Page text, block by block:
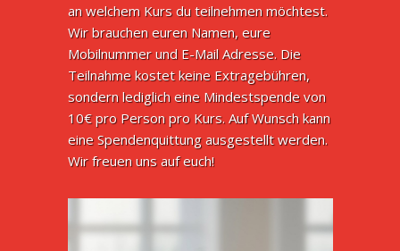
an welchem Kurs du teilnehmen möchtest.
Wir brauchen euren Namen, eure
Mobilnummer und E-Mail Adresse. Die
Teilnahme kostet keine Extragebühren,
sondern lediglich eine Mindestspende von
10€ pro Person pro Kurs. Auf Wunsch kann
eine Spendenquittung ausgestellt werden.
Wir freuen uns auf euch!